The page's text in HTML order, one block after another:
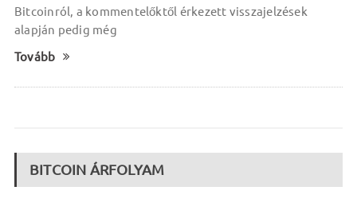
Bitcoinról, a kommentelőktől érkezett visszajelzések
alapján pedig még
Tovább
BITCOIN ÁRFOLYAM